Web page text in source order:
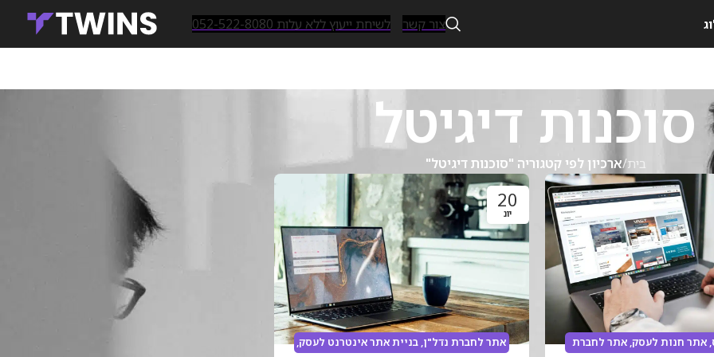
צור קשר לשיחת ייעוץ ללא עלות 052-522-8080
סוכנות דיגיטל
בית/ארכיון לפי קטגוריה "סוכנות דיגיטל"
, אתר חנות לעסק, אתר לחברת
20
יונ
אתר לחברת נדל"ן, בניית אתר אינטרנט לעסק,
עיצוב לוגו לחברה: המדריך המלא
לעסקים בישראל
24/08/2025
בניית אתר תדמית לעסק קטן
מודיעין – המדריך המלא 2025